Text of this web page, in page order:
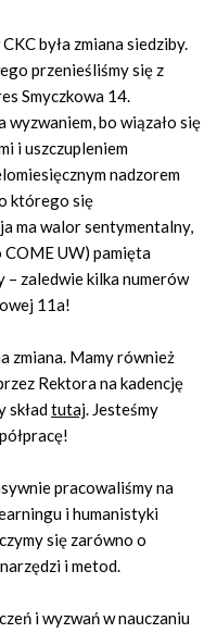
była zmiana siedziby.
przenieśliśmy się z
Smyczkowa 14.
wyzwaniem, bo wiązało się
i uszczupleniem
nadzorem
którego się
ma walor sentymentalny,
COME UW) pamięta
– zaledwie kilka numerów
11a!
zmiana. Mamy również
Rektora na kadencję
składtutaj. Jesteśmy
pracowaliśmy na
i humanistyki
się zarówno o
i metod.
i wyzwań w nauczaniu